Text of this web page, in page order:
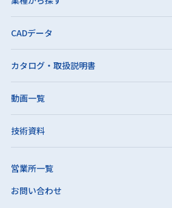
CADデータ
カタログ・取扱説明書
動画一覧
技術資料
営業所一覧
お問い合わせ